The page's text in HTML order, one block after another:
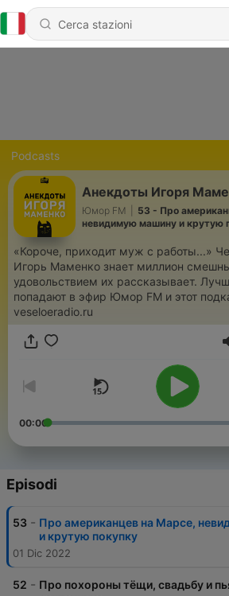
Podcasts
Анекдоты Игоря
Юмор FM
53 - Про
невидимую машину и крутую
«Короче, приходит муж с работы...»
Игорь Маменко знает миллион
удовольствием их рассказывает.
попадают в эфир Юмор FM и этот подкаст.
veseloeradio.ru
00:00
Episodi
53 - Про американцев на Марсе,
и крутую покупку
01 Dic 2022
52 - Про похороны тёщи, свадьбу и